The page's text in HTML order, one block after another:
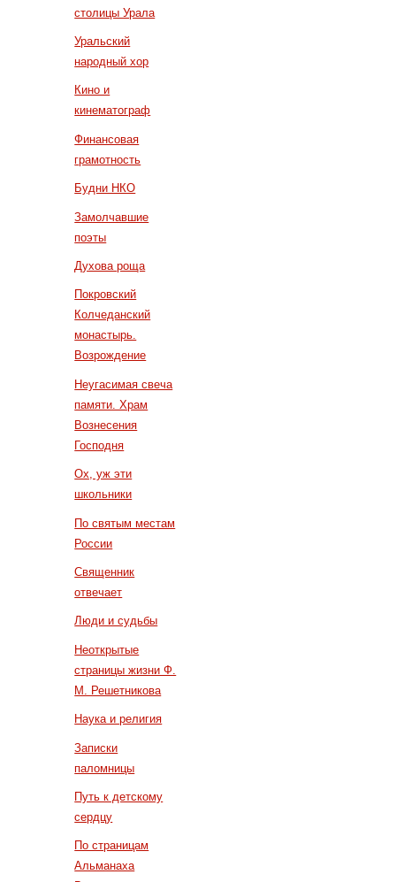
столицы Урала
Уральский
народный хор
Кино и
кинематограф
Финансовая
грамотность
Будни НКО
Замолчавшие
поэты
Духова роща
Покровский
Колчеданский
монастырь.
Возрождение
Неугасимая свеча
памяти. Храм
Вознесения
Господня
Ох, уж эти
школьники
По святым местам
России
Священник
отвечает
Люди и судьбы
Неоткрытые
страницы жизни Ф.
М. Решетникова
Наука и религия
Записки
паломницы
Путь к детскому
сердцу
По страницам
Альманаха